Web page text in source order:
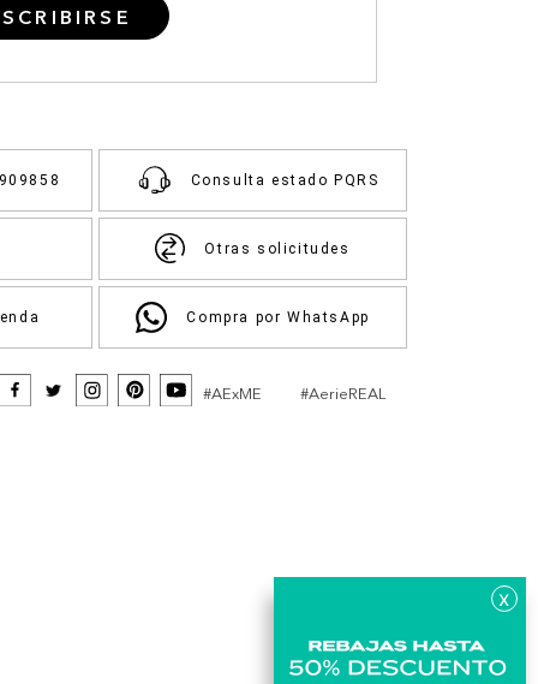
x
Consulta estado PQRS
Otras solicitudes
Compra por WhatsApp
#AExME #AerieREAL